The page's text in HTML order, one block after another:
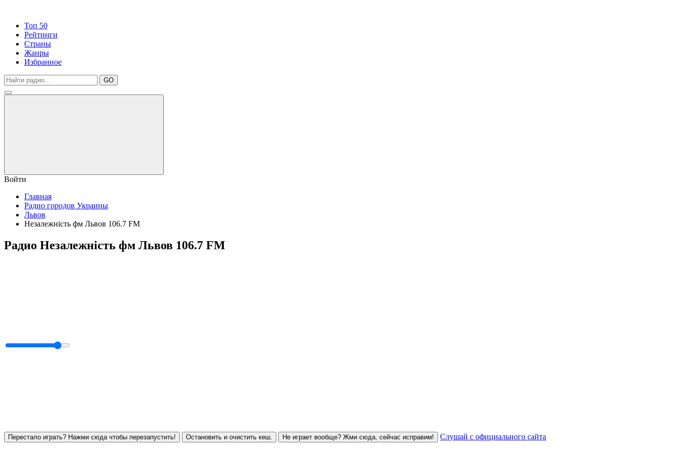
Топ 50
Рейтинги
Страны
Жанры
Избранное
GO
Войти
Главная
Радио городов Украины
Львов
Незалежність фм Львов 106.7 FM
Радио Незалежність фм Львов 106.7 FM
Перестало играть? Нажми сюда чтобы перезапустить! Остановить и очистить кеш. Не играет вообще? Жми сюда, сейчас исправим! Слушай с официального сайта